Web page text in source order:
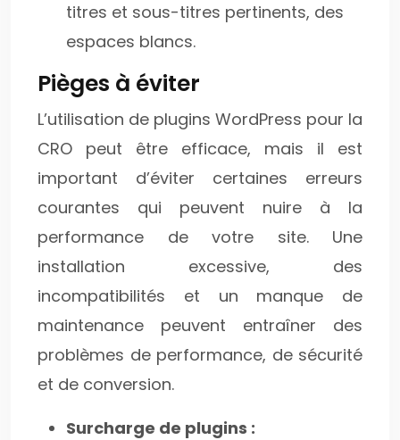
titres et sous-titres pertinents, des
espaces blancs.
Pièges à éviter
L’utilisation de plugins WordPress pour la
CRO peut être efficace, mais il est
important d’éviter certaines erreurs
courantes qui peuvent nuire à la
performance de votre site. Une
installation excessive, des
incompatibilités et un manque de
maintenance peuvent entraîner des
problèmes de performance, de sécurité
et de conversion.
Surcharge de plugins :